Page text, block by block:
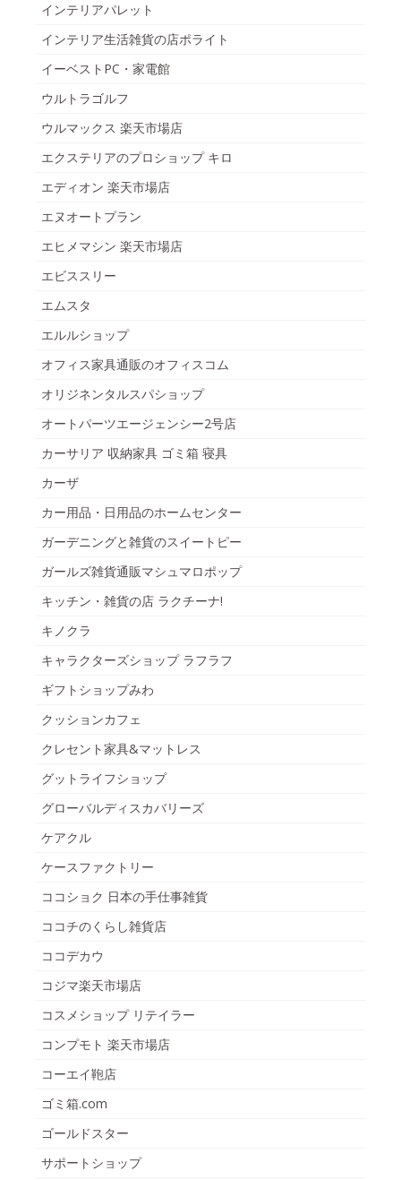
インテリアパレット
インテリア生活雑貨の店ポライト
イーベストPC・家電館
ウルトラゴルフ
ウルマックス 楽天市場店
エクステリアのプロショップ キロ
エディオン 楽天市場店
エヌオートプラン
エヒメマシン 楽天市場店
エビススリー
エムスタ
エルルショップ
オフィス家具通販のオフィスコム
オリジネンタルスパショップ
オートパーツエージェンシー2号店
カーサリア 収納家具 ゴミ箱 寝具
カーザ
カー用品・日用品のホームセンター
ガーデニングと雑貨のスイートピー
ガールズ雑貨通販マシュマロポップ
キッチン・雑貨の店 ラクチーナ!
キノクラ
キャラクターズショップ ラフラフ
ギフトショップみわ
クッションカフェ
クレセント家具&マットレス
グットライフショップ
グローバルディスカバリーズ
ケアクル
ケースファクトリー
ココショク 日本の手仕事雑貨
ココチのくらし雑貨店
ココデカウ
コジマ楽天市場店
コスメショップ リテイラー
コンプモト 楽天市場店
コーエイ鞄店
ゴミ箱.com
ゴールドスター
サポートショップ